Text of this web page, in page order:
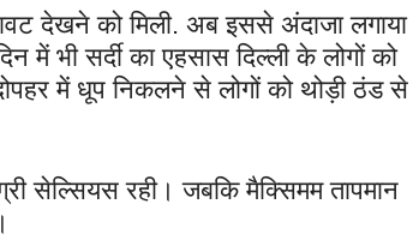
देखने को मिली. अब इससे अंदाजा लगाया
में भी सर्दी का एहसास दिल्ली के लोगों को
में धूप निकलने से लोगों को थोड़ी ठंड से
सेल्सियस रही। जबकि मैक्सिमम तापमान